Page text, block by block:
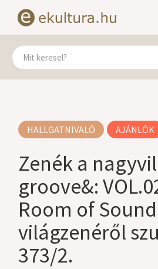
HALLGATNIVALÓ AJÁNLÓK
Zenék a
groove&:
Room of
világzenéről
373/2.